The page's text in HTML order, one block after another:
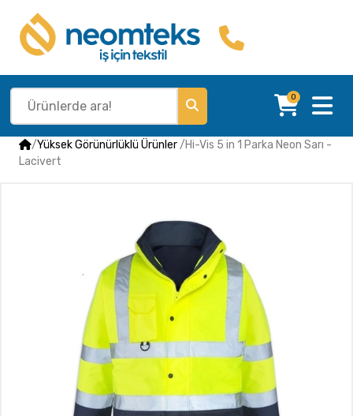
0
/Yüksek Görünürlüklü Ürünler/Hi-Vis 5 in 1 Parka Neon Sarı -
Lacivert